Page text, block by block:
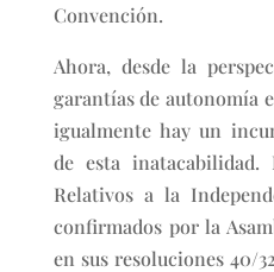
Convención.
Ahora, desde la
garantías de autonomía
igualmente hay un
de esta inatacabilidad.
Relativos a la
confirmados por la
en sus resoluciones 40/